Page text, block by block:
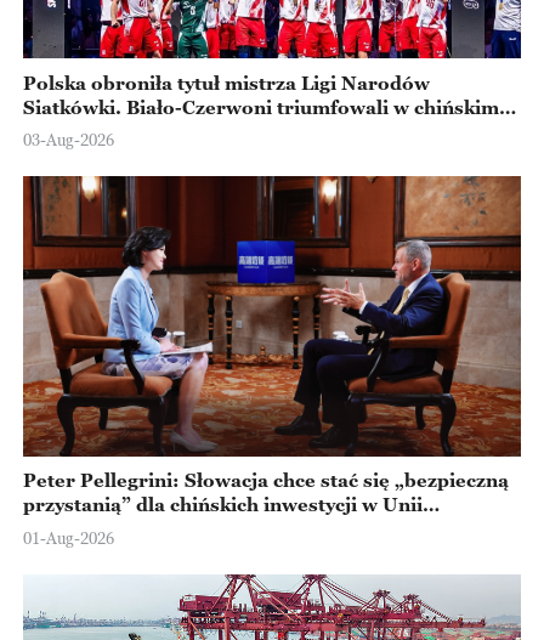
Polska obroniła tytuł mistrza Ligi Narodów
Siatkówki. Biało-Czerwoni triumfowali w chińskim
Ningbo
03-Aug-2026
Peter Pellegrini: Słowacja chce stać się „bezpieczną
przystanią” dla chińskich inwestycji w Unii
Europejskiej
01-Aug-2026